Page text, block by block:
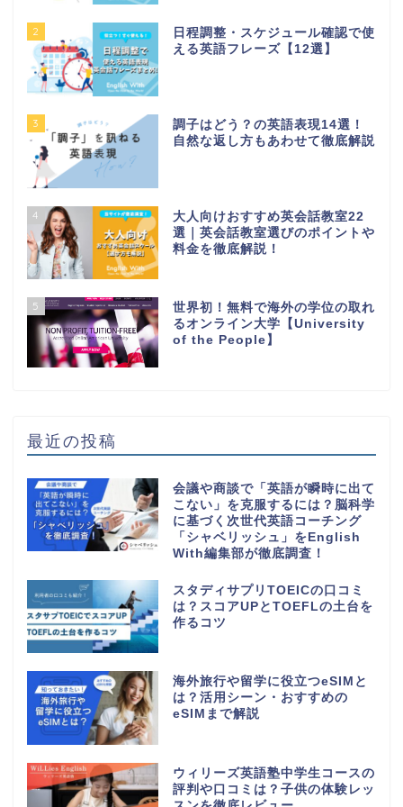
2
日程調整・スケジュール確認で使
える英語フレーズ【12選】
3
調子はどう？の英語表現14選！
自然な返し方もあわせて徹底解説
4
大人向けおすすめ英会話教室22
選｜英会話教室選びのポイントや
料金を徹底解説！
5
世界初！無料で海外の学位の取れ
るオンライン大学【University
of the People】
最近の投稿
会議や商談で「英語が瞬時に出て
こない」を克服するには？脳科学
に基づく次世代英語コーチング
「シャベリッシュ」をEnglish
With編集部が徹底調査！
スタディサプリTOEICの口コミ
は？スコアUPとTOEFLの土台を
作るコツ
海外旅行や留学に役立つeSIMと
は？活用シーン・おすすめの
eSIMまで解説
ウィリーズ英語塾中学生コースの
評判や口コミは？子供の体験レッ